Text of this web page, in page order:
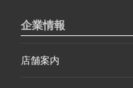
企業情報
店舗案内